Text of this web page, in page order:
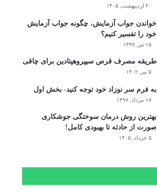
۲۰ اردیبهشت, ۱۴۰۵
خواندن جواب آزمایش، چگونه جواب آزمایش
خود را تفسیر کنیم؟
۱۵ تیر, ۱۳۹۹
طریقه مصرف قرص سیپروهپتادین برای چاقی
۵ تیر, ۱۴۰۲
به فرم سر نوزاد خود توجه کنید- بخش اول
۱۷ مرداد, ۱۳۹۷
بهترین روش درمان سوختگی جوشکاری
صورت از حادثه تا بهبودی کامل!
۵ خرداد, ۱۴۰۵